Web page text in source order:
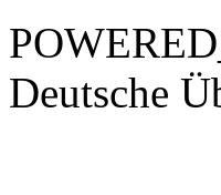
Deutsche